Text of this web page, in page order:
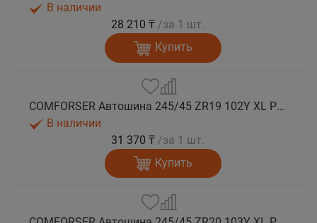
В наличии
28 210 ₸ /за 1 шт.
Купить
COMFORSER Автошина 245/45 ZR19 102Y XL PURESPEED лето
В наличии
31 370 ₸ /за 1 шт.
Купить